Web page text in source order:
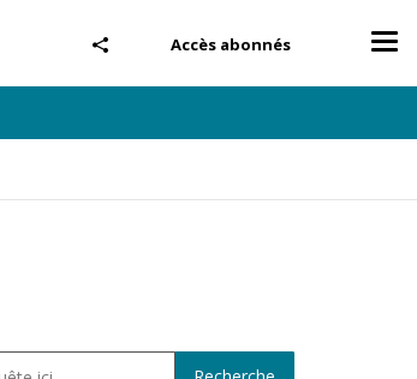
Accès abonnés